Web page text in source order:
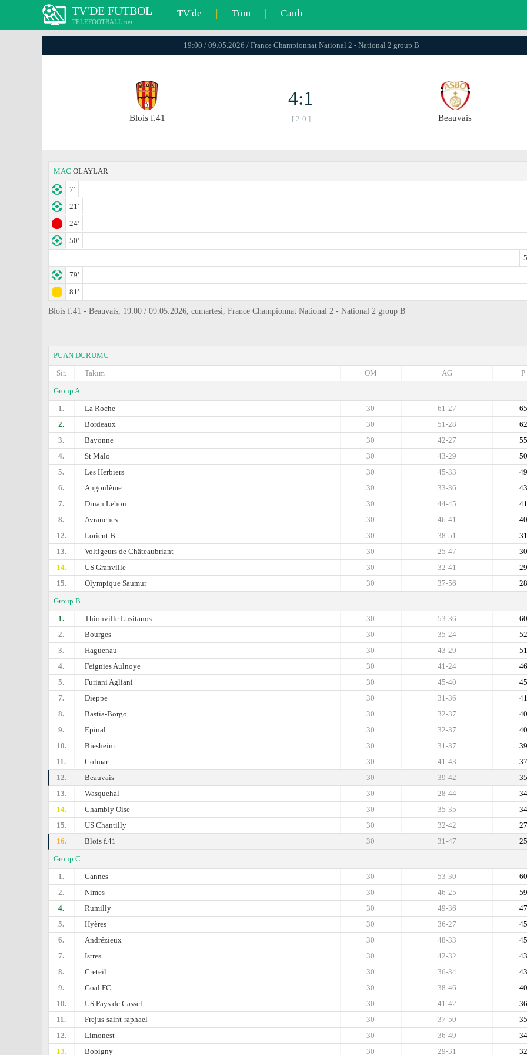
TV'DE FUTBOL
TELEFOOTBALL.net
TV'de | Tüm | Canlı
19:00 / 09.05.2026 / France Championnat National 2 - National 2 group B
Blois f.41
4:1
[ 2:0 ] Beauvais
MAÇ OLAYLAR
7'
21'
24'
50'
79'
81'
Blois f.41 - Beauvais, 19:00 / 09.05.2026, cumartesi̇, France Championnat National 2 - National 2 group B
PUAN DURUMU
Sir.
Takım P
AG
OM
Group A
1.
La Roche 65
61-27
30
2.
Bordeaux 62
51-28
30
3.
Bayonne 55
42-27
30
4.
St Malo 50
43-29
30
5.
Les Herbiers 49
45-33
30
6.
Angoulême 43
33-36
30
7.
Dinan Lehon 41
44-45
30
8.
Avranches 40
46-41
30
12.
Lorient B 31
38-51
30
13.
Voltigeurs de Châteaubriant 30
25-47
30
14.
US Granville 29
32-41
30
15.
Olympique Saumur 28
37-56
30
Group B
1.
Thionville Lusitanos 60
53-36
30
2.
Bourges 52
35-24
30
3.
Haguenau 51
43-29
30
4.
Feignies Aulnoye 46
41-24
30
5.
Furiani Agliani 45
45-40
30
7.
Dieppe 41
31-36
30
8.
Bastia-Borgo 40
32-37
30
9.
Epinal 40
32-37
30
10.
Biesheim 39
31-37
30
11.
Colmar 37
41-43
30
12.
Beauvais 35
39-42
30
13.
Wasquehal 34
28-44
30
14.
Chambly Oise 34
35-35
30
15.
US Chantilly 27
32-42
30
16.
Blois f.41 25
31-47
30
Group C
1.
Cannes 60
53-30
30
2.
Nimes 59
46-25
30
4.
Rumilly 47
49-36
30
5.
Hyères 45
36-27
30
6.
Andrézieux 45
48-33
30
7.
Istres 43
42-32
30
8.
Creteil 43
36-34
30
9.
Goal FC 40
38-46
30
10.
US Pays de Cassel 36
41-42
30
11.
Frejus-saint-raphael 35
37-50
30
12.
Limonest 34
36-49
30
13.
Bobigny 32
29-31
30